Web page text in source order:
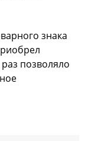
знака
позволяло